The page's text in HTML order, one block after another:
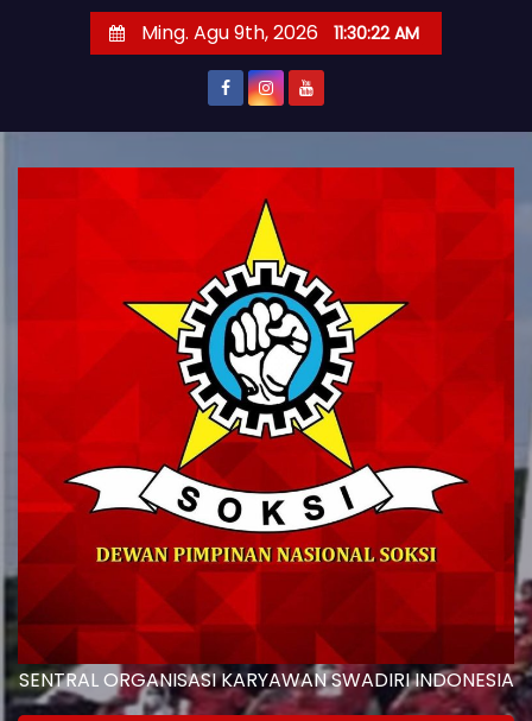
Ming. Agu 9th, 2026 11:30:23 AM
SENTRAL ORGANISASI KARYAWAN SWADIRI INDONESIA